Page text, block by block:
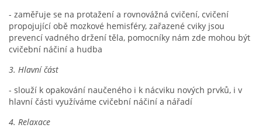
ROČNÍ PLÁN - INSPIRACE /DLE NOVÉHO RVP PV 2025
- zaměřuje se na protažení a rovnovážná cvičení, cvičení
propojující obě mozkové hemisféry, zařazené cviky jsou
prevencí vadného držení těla, pomocníky nám zde mohou být
cvičební náčiní a hudba
3. Hlavní část
- slouží k opakování naučeného i k nácviku nových prvků, i v
hlavní části využíváme cvičební náčiní a nářadí
4. Relaxace